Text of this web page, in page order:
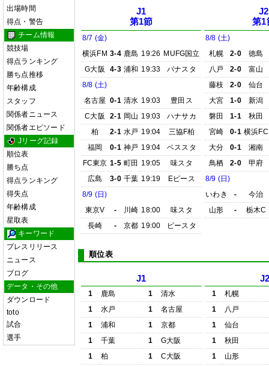
出場時間
得点・警告
チーム情報
競技場
得点ランキング
勝ち点推移
年齢構成
スタッフ
関係者ニュース
関係者エピソード
Jリーグ記録
順位表
勝ち点
得点ランキング
得失点
年齢構成
星取表
キーワード
プレスリリース
ニュース
ブログ
データ・その他
ダウンロード
toto
試合
選手
J1
第1節
8/7 (金)
横浜FM 3-4 鹿島 19:26 MUFG国立
G大阪
4-3 浦和 19:33
パナスタ
8/8 (土)
名古屋 0-1 清水 19:03
豊田ス
C大阪
2-1 岡山 19:03
ハナサカ
柏
2-1 水戸 19:04
三協F柏
福岡
0-1 神戸 19:04
ベススタ
FC東京 1-5 町田 19:05
味スタ
広島
3-0 千葉 19:19
Eピース
8/9 (日)
東京V
- 川崎 18:00
味スタ
長崎
- 京都 19:00 ピースタ
J2
第1
8/8 (土)
札幌
2-0
徳島
八戸
2-0
富山
藤枝
2-0
仙台
大宮
1-0
新潟
磐田
1-1
秋田
宮崎
0-1 横浜FC
大分
0-1
湘南
鳥栖
2-0
甲府
8/9 (日)
いわき
-
今治
山形
- 栃木C
順位表
J1
1 鹿島 1
清水
1
水戸 1
名古屋
1
浦和 1
京都
1
千葉 1
G大阪
1
柏 1
C大阪
1
札幌
1
八戸
1
仙台
1
秋田
1
山形